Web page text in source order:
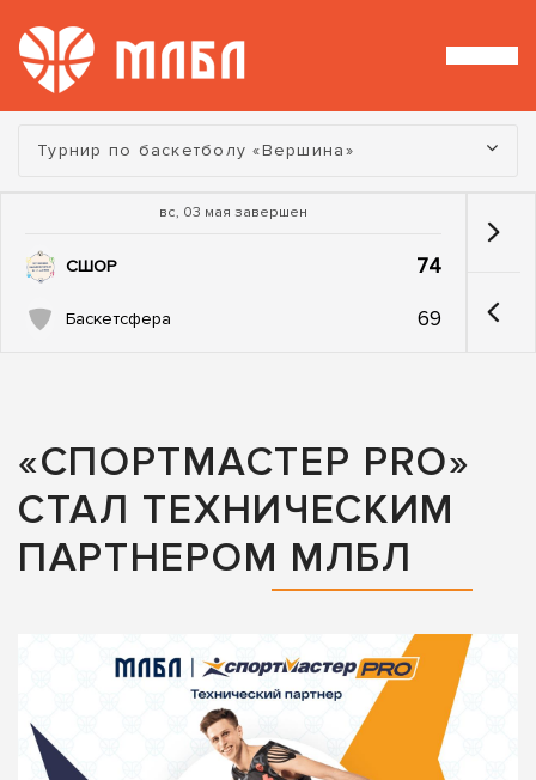
Турнир:
Турнир по баскетболу «Вершина»
вс, 03 мая завершен
СШОР 74
Баскетсфера 69
«СПОРТМАСТЕР PRO»
СТАЛ ТЕХНИЧЕСКИМ
ПАРТНЕРОМ МЛБЛ